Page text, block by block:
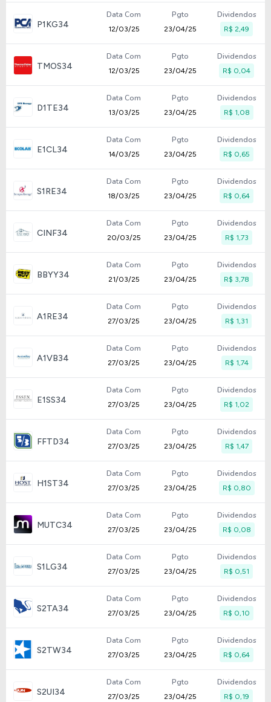
P1KG34
Data Com
12/03/25
Pgto
23/04/25
Dividendos
R$ 2,49
TMOS34
Data Com
12/03/25
Pgto
23/04/25
Dividendos
R$ 0,04
D1TE34
Data Com
13/03/25
Pgto
23/04/25
Dividendos
R$ 1,08
E1CL34
Data Com
14/03/25
Pgto
23/04/25
Dividendos
R$ 0,65
S1RE34
Data Com
18/03/25
Pgto
23/04/25
Dividendos
R$ 0,64
CINF34
Data Com
20/03/25
Pgto
23/04/25
Dividendos
R$ 1,73
BBYY34
Data Com
21/03/25
Pgto
23/04/25
Dividendos
R$ 3,78
A1RE34
Data Com
27/03/25
Pgto
23/04/25
Dividendos
R$ 1,31
A1VB34
Data Com
27/03/25
Pgto
23/04/25
Dividendos
R$ 1,74
E1SS34
Data Com
27/03/25
Pgto
23/04/25
Dividendos
R$ 1,02
FFTD34
Data Com
27/03/25
Pgto
23/04/25
Dividendos
R$ 1,47
H1ST34
Data Com
27/03/25
Pgto
23/04/25
Dividendos
R$ 0,80
MUTC34
Data Com
27/03/25
Pgto
23/04/25
Dividendos
R$ 0,08
S1LG34
Data Com
27/03/25
Pgto
23/04/25
Dividendos
R$ 0,51
S2TA34
Data Com
27/03/25
Pgto
23/04/25
Dividendos
R$ 0,10
S2TW34
Data Com
27/03/25
Pgto
23/04/25
Dividendos
R$ 0,64
S2UI34
Data Com
27/03/25
Pgto
23/04/25
Dividendos
R$ 0,19